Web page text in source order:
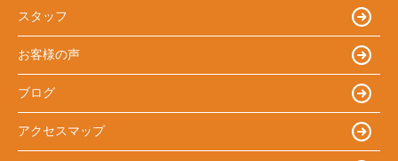
スタッフ
お客様の声
ブログ
アクセスマップ